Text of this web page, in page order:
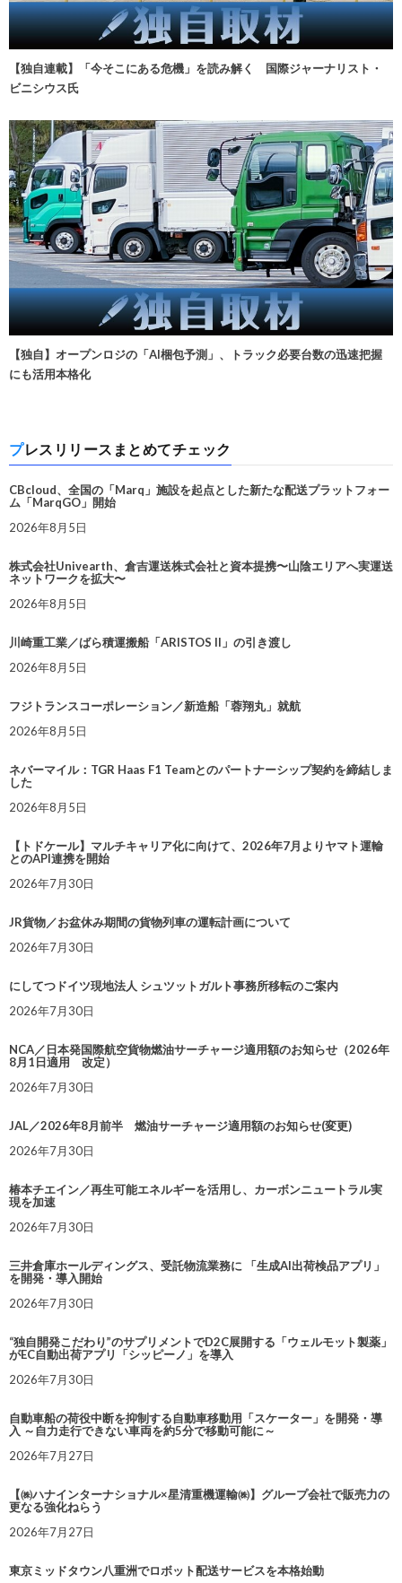
【独自連載】「今そこにある危機」を読み解く 国際ジャーナリスト・
ビニシウス氏
【独自】オープンロジの「AI梱包予測」、トラック必要台数の迅速把握
にも活用本格化
プレスリリースまとめてチェック
CBcloud、全国の「Marq」施設を起点とした新たな配送プラットフォー
ム「MarqGO」開始
2026年8月5日
株式会社Univearth、倉吉運送株式会社と資本提携〜山陰エリアへ実運送
ネットワークを拡大〜
2026年8月5日
川崎重工業／ばら積運搬船「ARISTOS II」の引き渡し
2026年8月5日
フジトランスコーポレーション／新造船「蓉翔丸」就航
2026年8月5日
ネバーマイル：TGR Haas F1 Teamとのパートナーシップ契約を締結しま
した
2026年8月5日
【トドケール】マルチキャリア化に向けて、2026年7月よりヤマト運輸
とのAPI連携を開始
2026年7月30日
JR貨物／お盆休み期間の貨物列車の運転計画について
2026年7月30日
にしてつドイツ現地法人 シュツットガルト事務所移転のご案内
2026年7月30日
NCA／日本発国際航空貨物燃油サーチャージ適用額のお知らせ（2026年
8月1日適用 改定）
2026年7月30日
JAL／2026年8月前半 燃油サーチャージ適用額のお知らせ(変更)
2026年7月30日
椿本チエイン／再生可能エネルギーを活用し、カーボンニュートラル実
現を加速
2026年7月30日
三井倉庫ホールディングス、受託物流業務に 「生成AI出荷検品アプリ」
を開発・導入開始
2026年7月30日
“独自開発こだわり”のサプリメントでD2C展開する「ウェルモット製薬」
がEC自動出荷アプリ「シッピーノ」を導入
2026年7月30日
自動車船の荷役中断を抑制する自動車移動用「スケーター」を開発・導
入 ～自力走行できない車両を約5分で移動可能に～
2026年7月27日
【㈱ハナインターナショナル×星清重機運輸㈱】グループ会社で販売力の
更なる強化ねらう
2026年7月27日
東京ミッドタウン八重洲でロボット配送サービスを本格始動